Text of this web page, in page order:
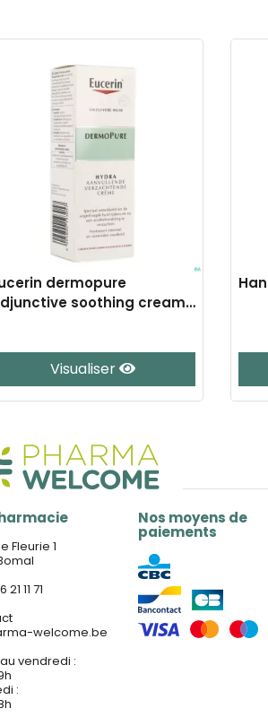
dermopure
soothing cream
Visualiser
Fleurie 1
11 71
welcome.be
vendredi :
:
Nos moyens de
paiements